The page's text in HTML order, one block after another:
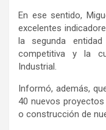
En ese sentido,
excelentes
la segunda
competitiva y la
Industrial.
Informó, además,
40 nuevos
o construcción de